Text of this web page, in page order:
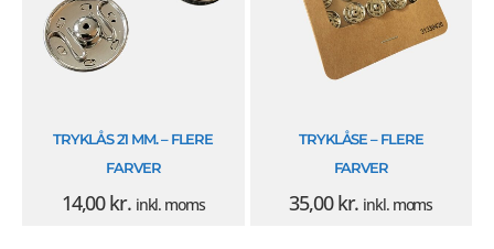
TRYKLÅS 21 MM. – FLERE
FARVER
14,00kr. inkl. moms
TRYKLÅSE – FLERE
FARVER
35,00kr. inkl. moms